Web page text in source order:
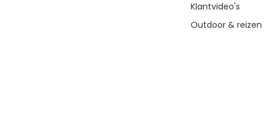
Klantvideo's
Outdoor & reizen